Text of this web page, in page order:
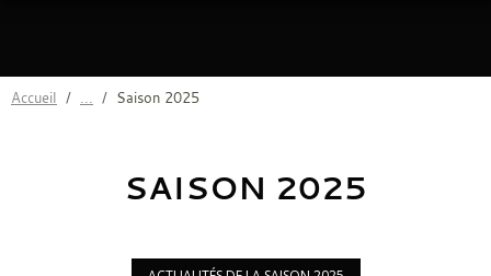
Accueil Saison 2025
SAISON 2025